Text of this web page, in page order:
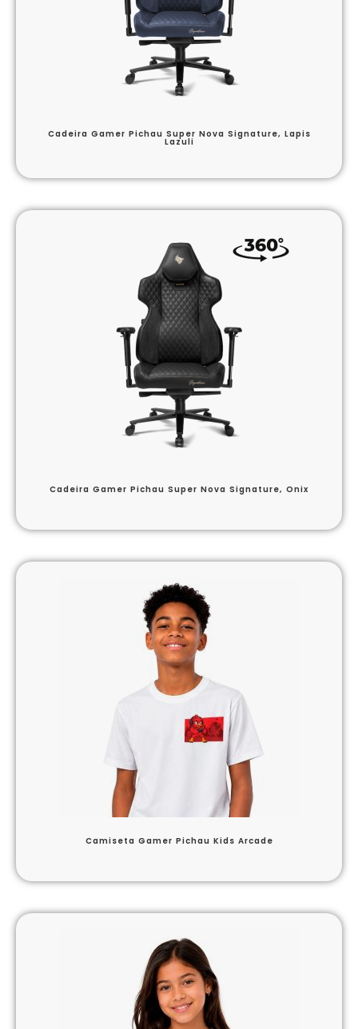
Cadeira Gamer Pichau Super Nova Signature, Lapis
Lazuli
Cadeira Gamer Pichau Super Nova Signature, Onix
Camiseta Gamer Pichau Kids Arcade